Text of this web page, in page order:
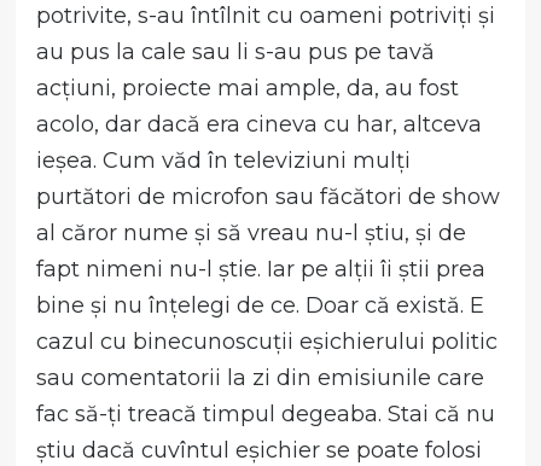
potrivite, s-au întîlnit cu oameni potriviți și
au pus la cale sau li s-au pus pe tavă
acțiuni, proiecte mai ample, da, au fost
acolo, dar dacă era cineva cu har, altceva
ieșea. Cum văd în televiziuni mulți
purtători de microfon sau făcători de show
al căror nume și să vreau nu-l știu, și de
fapt nimeni nu-l știe. Iar pe alții îi știi prea
bine și nu înțelegi de ce. Doar că există. E
cazul cu binecunoscuții eșichierului politic
sau comentatorii la zi din emisiunile care
fac să-ți treacă timpul degeaba. Stai că nu
știu dacă cuvîntul eșichier se poate folosi